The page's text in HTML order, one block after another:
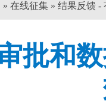
» 在线征集 » 结果反馈 -
批和